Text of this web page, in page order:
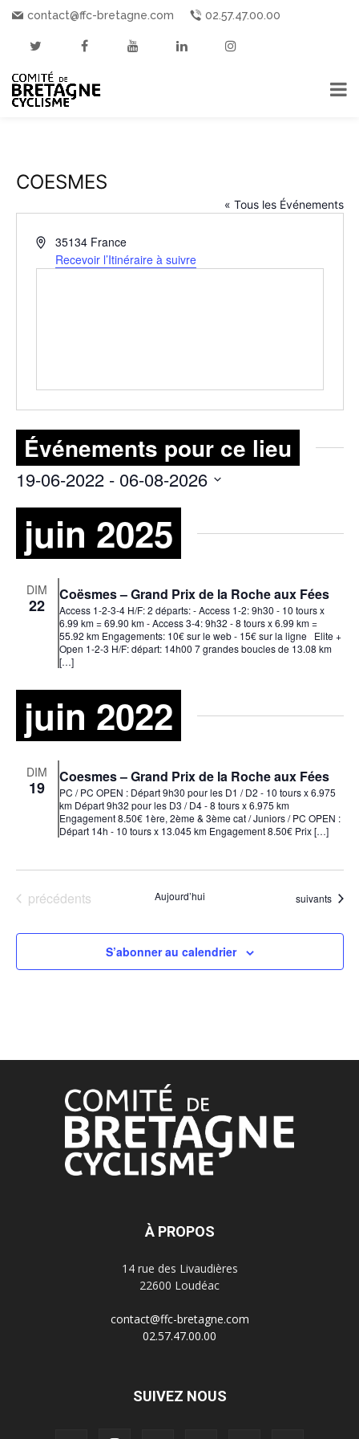
contact@ffc-bretagne.com 02.57.47.00.00
COESMES
« Tous les Événements
Adresse
35134 France
Recevoir l’Itinéraire à suivre
Événements pour ce lieu
19-06-2022 - 06-08-2026
juin 2025
DIM
22
Coësmes – Grand Prix de la Roche aux Fées
Access 1-2-3-4 H/F: 2 départs: - Access 1-2: 9h30 - 10 tours x
6.99 km = 69.90 km - Access 3-4: 9h32 - 8 tours x 6.99 km =
55.92 km Engagements: 10€ sur le web - 15€ sur la ligne Elite +
Open 1-2-3 H/F: départ: 14h00 7 grandes boucles de 13.08 km
[…]
juin 2022
DIM
19
Coesmes – Grand Prix de la Roche aux Fées
PC / PC OPEN : Départ 9h30 pour les D1 / D2 - 10 tours x 6.975
km Départ 9h32 pour les D3 / D4 - 8 tours x 6.975 km
Engagement 8.50€ 1ère, 2ème & 3ème cat / Juniors / PC OPEN :
Départ 14h - 10 tours x 13.045 km Engagement 8.50€ Prix […]
Événements
précédents Aujourd’hui Événements
suivants
S’abonner au calendrier
À PROPOS
14 rue des Livaudières
22600 Loudéac
contact@ffc-bretagne.com
02.57.47.00.00
SUIVEZ NOUS